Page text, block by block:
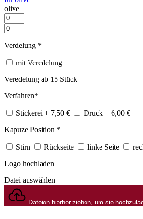
olive
Verdelung *
mit Veredelung
Veredelung ab 15 Stück
Verfahren*
Stickerei + 7,50 € Druck + 6,00 €
Kapuze Position *
Stirn Rückseite linke Seite
Logo hochladen
Datei auswählen
Dateien hierher ziehen, um sie